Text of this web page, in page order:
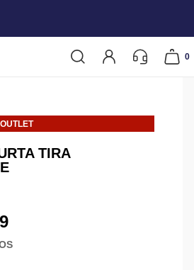
0
OUTLET
TIRA